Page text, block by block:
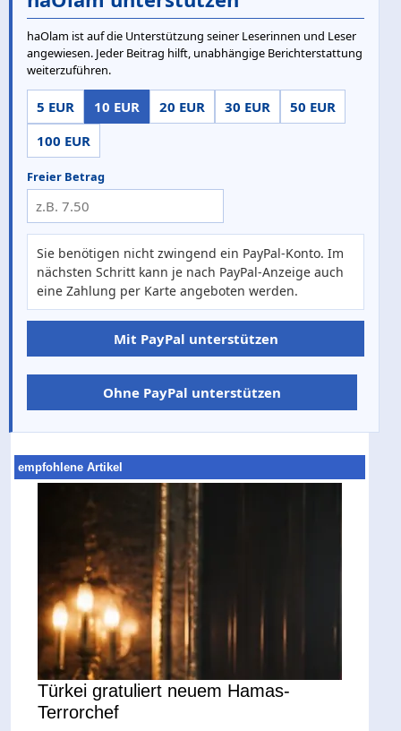
haOlam ist auf die Unterstützung seiner Leserinnen und Leser
angewiesen. Jeder Beitrag hilft, unabhängige Berichterstattung
weiterzuführen.
5 EUR 10 EUR 20 EUR 30 EUR
50 EUR
100 EUR
Freier Betrag
Sie benötigen nicht zwingend ein PayPal-Konto. Im
nächsten Schritt kann je nach PayPal-Anzeige auch
eine Zahlung per Karte angeboten werden.
Mit PayPal unterstützen
Ohne PayPal unterstützen
empfohlene Artikel
Türkei gratuliert neuem Hamas-
Terrorchef